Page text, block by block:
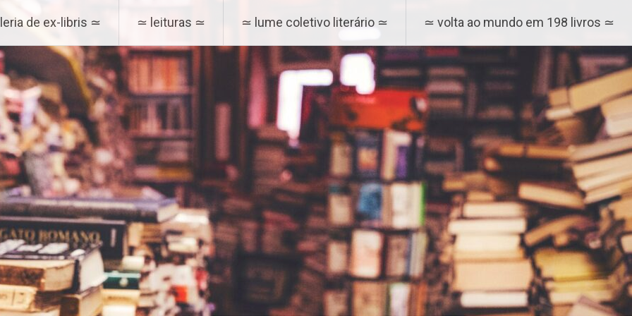
de ex-libris ≃ ≃ leituras ≃ ≃ lume coletivo literário ≃ ≃ volta ao mundo em 198 livros ≃